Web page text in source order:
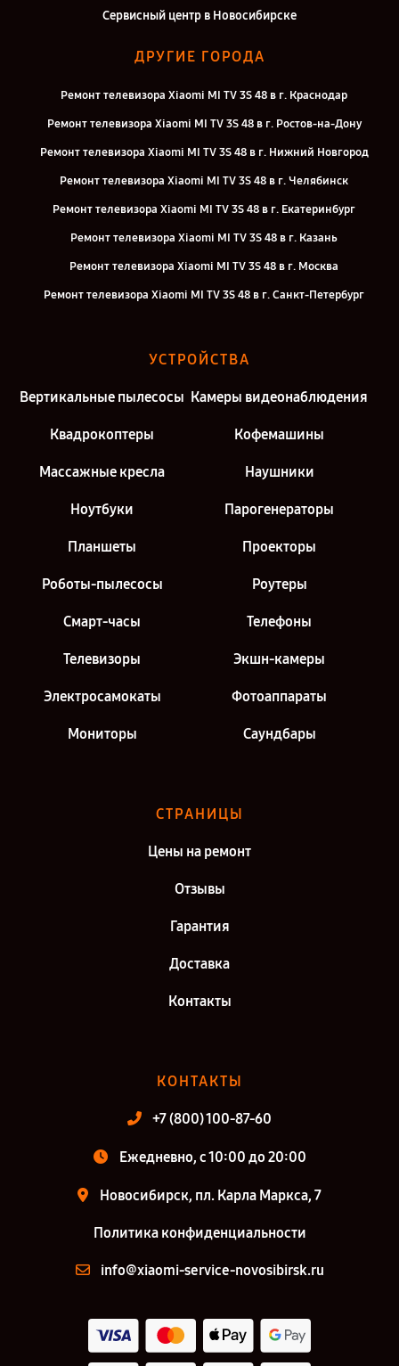
Сервисный центр в Новосибирске
ДРУГИЕ ГОРОДА
Ремонт телевизора Xiaomi MI TV 3S 48 в г. Краснодар
Ремонт телевизора Xiaomi MI TV 3S 48 в г. Ростов-на-Дону
Ремонт телевизора Xiaomi MI TV 3S 48 в г. Нижний Новгород
Ремонт телевизора Xiaomi MI TV 3S 48 в г. Челябинск
Ремонт телевизора Xiaomi MI TV 3S 48 в г. Екатеринбург
Ремонт телевизора Xiaomi MI TV 3S 48 в г. Казань
Ремонт телевизора Xiaomi MI TV 3S 48 в г. Москва
Ремонт телевизора Xiaomi MI TV 3S 48 в г. Санкт-Петербург
УСТРОЙСТВА
Вертикальные пылесосы Камеры видеонаблюдения
Квадрокоптеры Кофемашины
Массажные кресла Наушники
Ноутбуки Парогенераторы
Планшеты Проекторы
Роботы-пылесосы Роутеры
Смарт-часы Телефоны
Телевизоры Экшн-камеры
Электросамокаты Фотоаппараты
Мониторы Саундбары
СТРАНИЦЫ
Цены на ремонт
Отзывы
Гарантия
Доставка
Контакты
КОНТАКТЫ
+7 (800) 100-87-60
Ежедневно, с 10:00 до 20:00
Новосибирск, пл. Карла Маркса, 7
Политика конфиденциальности
info@xiaomi-service-novosibirsk.ru